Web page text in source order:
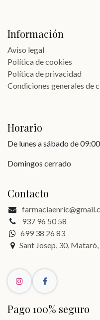
Información
Aviso legal
Política de cookies
Política de privacidad
Condiciones generales de
Horario
De lunes a sábado de
Domingos cerrado
Contacto
937 96 50 58
699 38 26 83
Sant Josep, 30,
Pago 100% seguro